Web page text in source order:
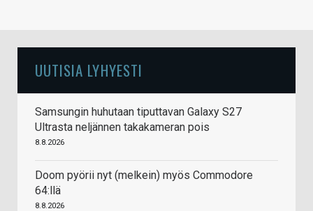
UUTISIA LYHYESTI
Samsungin huhutaan tiputtavan Galaxy S27
Ultrasta neljännen takakameran pois
8.8.2026
Doom pyörii nyt (melkein) myös Commodore
64:llä
8.8.2026